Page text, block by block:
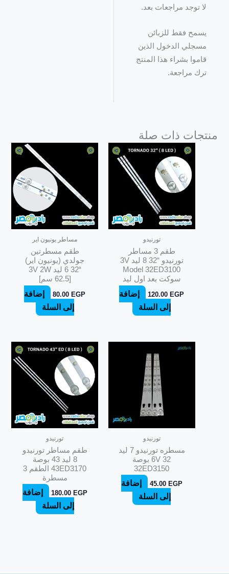
لا توجد مراجعات بعد.
يسمح فقط للزبائن
مسجلي الدخول الذين
قاموا بشراء هذا المنتج
ترك مراجعة.
منتجات ذات صلة
تورنيدو
طقم 3 مساطر
تورنيدو “32 8 ليد 3V
Model 32ED3100
سوكت بعد اول ليد
120.00EGP
إضافة
إلى السلة
مساطر يونيون اير
طقم مسطرتين
جولدي (يونيون اير)
“32 6 ليد 3V 2W
[62.5 سم]
80.00EGP
إضافة
إلى السلة
تورنيدو
مسطره تورنيدو 7 ليد
6V 32 بوصة
32ED3150
45.00 EGP
إضافة
إلى السلة
تورنيدو
طقم مساطر تورنيدو
8 ليد 43 بوصة
43ED3170 الطقم 3
مسطرة
180.00 EGP
إضافة
إلى السلة